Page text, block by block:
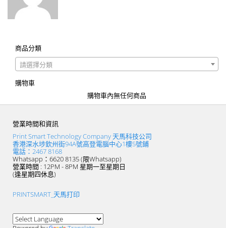
商品分類
請選擇分類
購物車
購物車內無任何商品
營業時間和資訊
Print Smart Technology Company 天馬科技公司
香港深水埗欽州街94A號高登電腦中心1樓5號鋪
電話：2467 8168
Whatsapp：6620 8135 (限Whatsapp)
營業時間 : 12PM - 8PM 星期一至星期日
(逢星期四休息)
PRINTSMART_天馬打印